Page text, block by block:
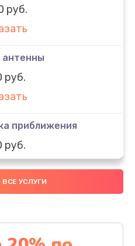
руб.
антенны
руб.
приближения
руб.
стекла
УСЛУГИ